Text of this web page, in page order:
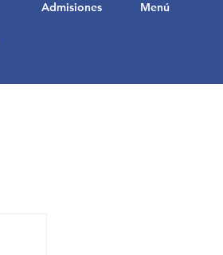
Menú
Admisiones